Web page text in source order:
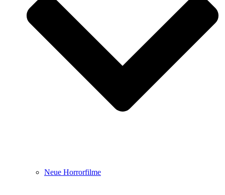
Neue Horrorfilme